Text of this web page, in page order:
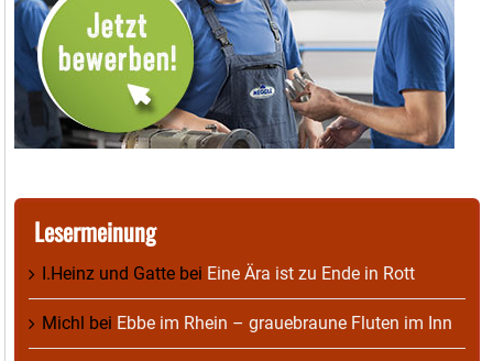
Lesermeinung
I.Heinz und Gatte bei Eine Ära ist zu Ende in Rott
Michl bei Ebbe im Rhein – grauebraune Fluten im Inn